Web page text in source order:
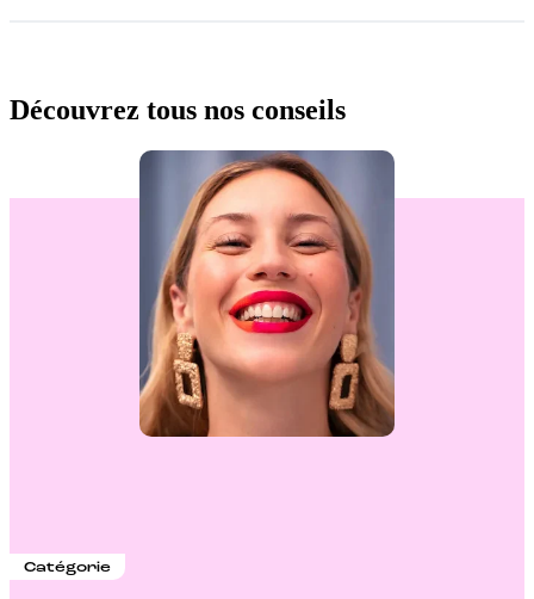
Découvrez tous nos conseils
Catégorie